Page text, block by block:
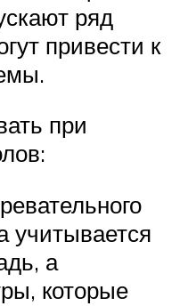
ряд
привести к
при
учитывается
а
которые